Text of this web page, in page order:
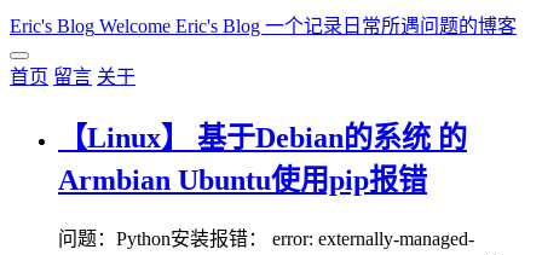
Eric's Blog Welcome Eric's Blog 一个记录日常所遇问题的博客
首页 留言 关于
【Linux】 基于Debian的系统 的
Armbian Ubuntu使用pip报错
问题：Python安装报错： error: externally-managed-